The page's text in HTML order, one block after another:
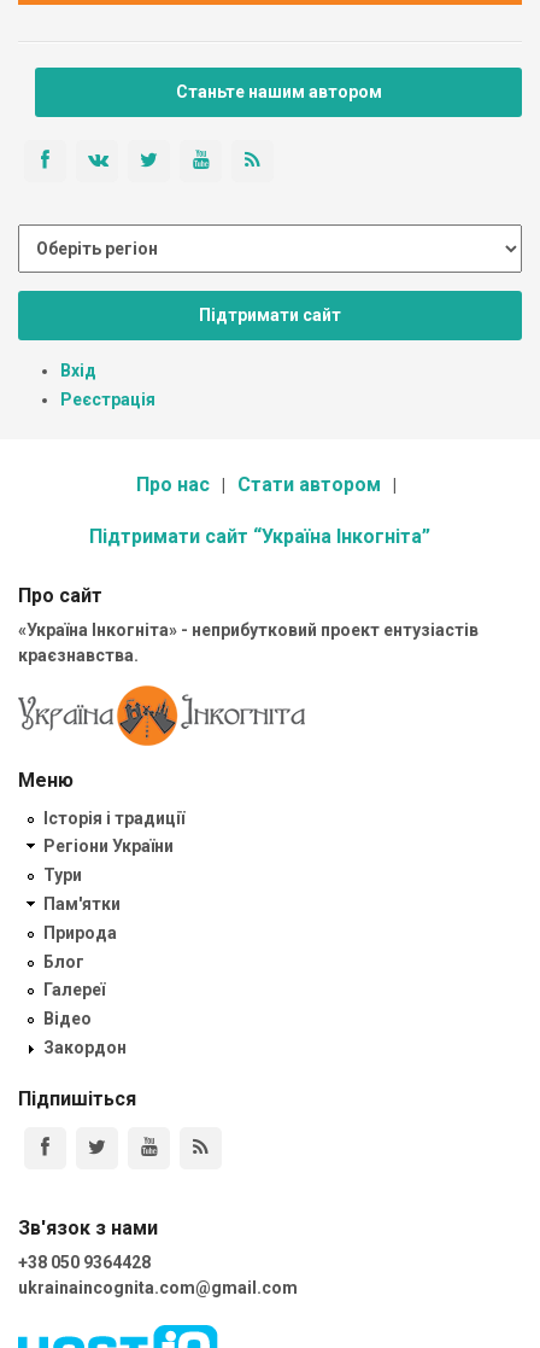
Станьте нашим автором
Підтримати сайт
Вхід
Реєстрація
Про нас Стати автором
Підтримати сайт “Україна Інкогніта”
Про сайт
«Україна Інкогніта» - неприбутковий проект ентузіастів
краєзнавства.
Меню
Історія і традиції
Регіони України
Тури
Пам'ятки
Природа
Блог
Галереї
Відео
Закордон
Підпишіться
Зв'язок з нами
+38 050 9364428
ukrainaincognita.com@gmail.com